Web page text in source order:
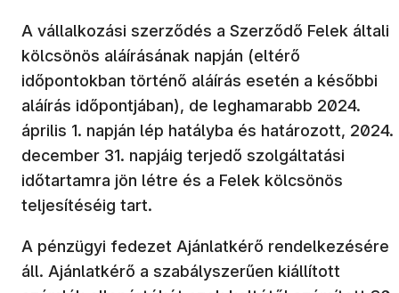
A vállalkozási szerződés a Szerződő Felek általi
kölcsönös aláírásának napján (eltérő
időpontokban történő aláírás esetén a későbbi
aláírás időpontjában), de leghamarabb 2024.
április 1. napján lép hatályba és határozott, 2024.
december 31. napjáig terjedő szolgáltatási
időtartamra jön létre és a Felek kölcsönös
teljesítéséig tart.
A pénzügyi fedezet Ajánlatkérő rendelkezésére
áll. Ajánlatkérő a szabályszerűen kiállított